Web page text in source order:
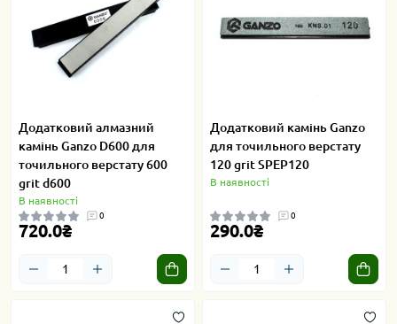
Додатковий алмазний
камінь Ganzo D600 для
точильного верстату 600
grit d600
В наявності
0
720.0₴
Додатковий камінь Ganzo
для точильного верстату
120 grit SPEP120
В наявності
0
290.0₴